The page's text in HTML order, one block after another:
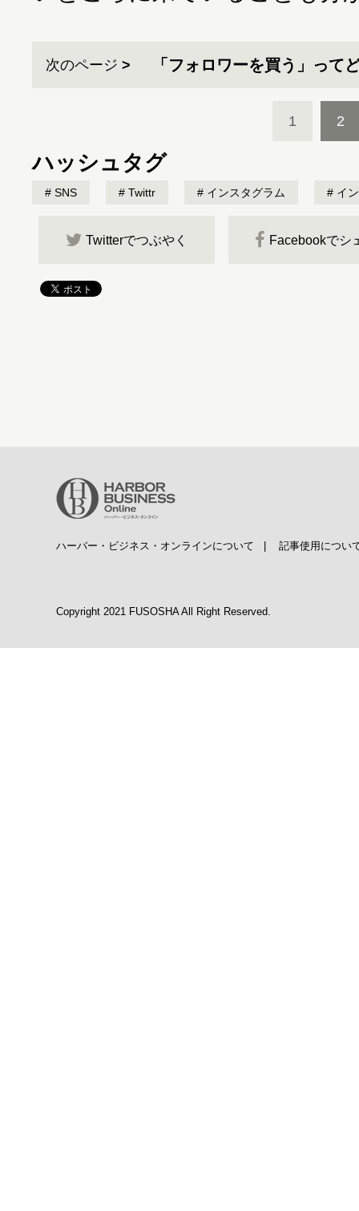
次のページ 「フォロワーを買う」って
1 2
ハッシュタグ
SNS Twittr インスタグラム イ
Twitterでつぶやく Facebookでシ
ハーバー・ビジネス・オンラインについて 記事使用につい
Copyright 2021 FUSOSHA All Right Reserved.